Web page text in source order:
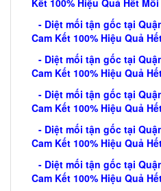
- Diệt mối tận gốc tại
Cam Kết 100% Hiệu Quả
- Diệt mối tận gốc tại
Cam Kết 100% Hiệu Quả
- Diệt mối tận gốc tại
Cam Kết 100% Hiệu Quả
- Diệt mối tận gốc tại
Cam Kết 100% Hiệu Quả
- Diệt mối tận gốc tại
Cam Kết 100% Hiệu Quả